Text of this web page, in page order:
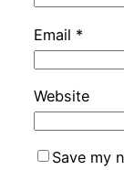
Email *
Website
Save my